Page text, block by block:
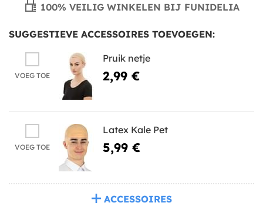
100% VEILIG WINKELEN BIJ FUNIDELIA
SUGGESTIEVE ACCESSOIRES TOEVOEGEN:
VOEG TOE
Pruik netje
2,99 €
VOEG TOE
Latex Kale Pet
5,99 €
ACCESSOIRES